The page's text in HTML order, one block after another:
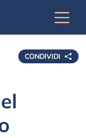
CONDIVIDI